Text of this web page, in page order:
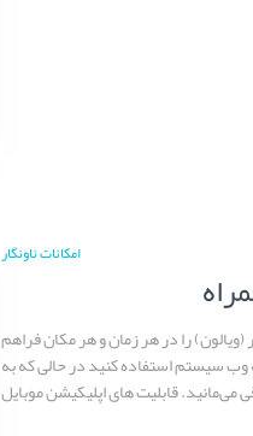
امکانات ناونگار
را در هر زمان و هر مکان فراهم
وب سیستم استفاده کنید در حالی که به
می‌مانید. قابلیت های اپلیکیشن موبایل